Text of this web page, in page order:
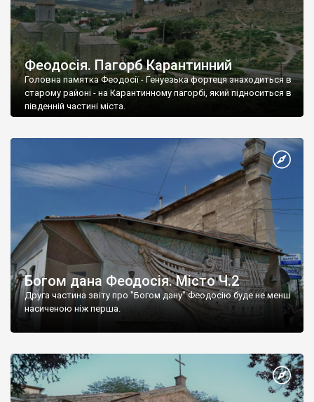
Феодосія. Пагорб Карантинний
Головна памятка Феодосії - Генуезька фортеця знаходиться в
старому районі - на Карантинному пагорбі, який підноситься в
південній частині міста.
Богом дана Феодосія. Місто Ч.2
Друга частина звіту про "Богом дану" Феодосію буде не менш
насиченою ніж перша.